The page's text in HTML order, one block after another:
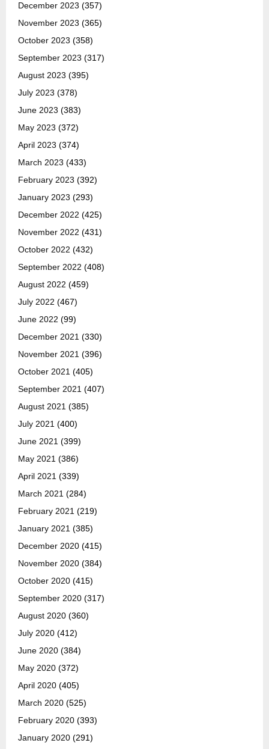
December 2023 (357)
November 2023 (365)
October 2023 (358)
September 2023 (317)
August 2023 (395)
July 2023 (378)
June 2023 (383)
May 2023 (372)
April 2023 (374)
March 2023 (433)
February 2023 (392)
January 2023 (293)
December 2022 (425)
November 2022 (431)
October 2022 (432)
September 2022 (408)
August 2022 (459)
July 2022 (467)
June 2022 (99)
December 2021 (330)
November 2021 (396)
October 2021 (405)
September 2021 (407)
August 2021 (385)
July 2021 (400)
June 2021 (399)
May 2021 (386)
April 2021 (339)
March 2021 (284)
February 2021 (219)
January 2021 (385)
December 2020 (415)
November 2020 (384)
October 2020 (415)
September 2020 (317)
August 2020 (360)
July 2020 (412)
June 2020 (384)
May 2020 (372)
April 2020 (405)
March 2020 (525)
February 2020 (393)
January 2020 (291)